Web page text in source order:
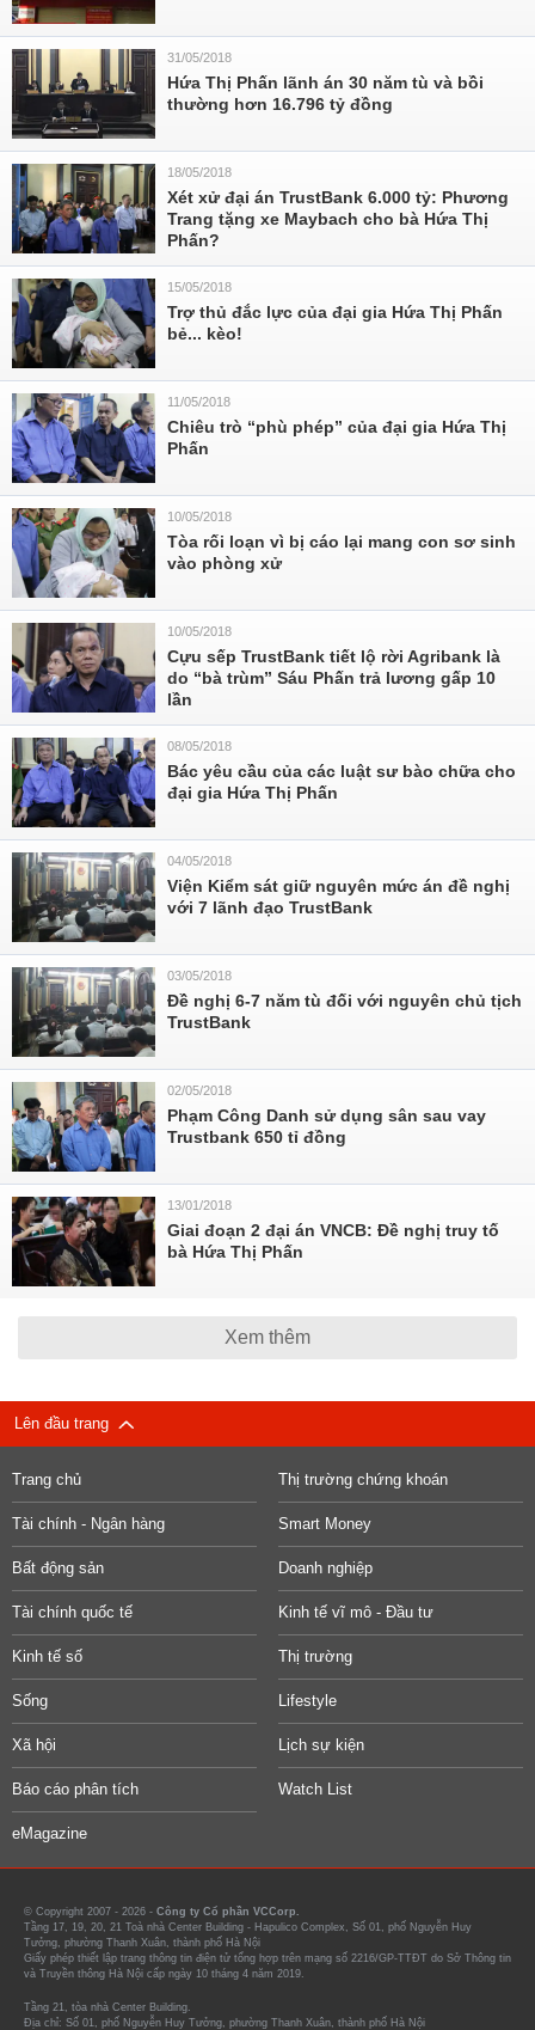
31/05/2018
Hứa Thị Phấn lãnh án 30 năm tù và bồi
thường hơn 16.796 tỷ đồng
18/05/2018
Xét xử đại án TrustBank 6.000 tỷ: Phương
Trang tặng xe Maybach cho bà Hứa Thị
Phấn?
15/05/2018
Trợ thủ đắc lực của đại gia Hứa Thị Phấn
bẻ... kèo!
11/05/2018
Chiêu trò “phù phép” của đại gia Hứa Thị
Phấn
10/05/2018
Tòa rối loạn vì bị cáo lại mang con sơ sinh
vào phòng xử
10/05/2018
Cựu sếp TrustBank tiết lộ rời Agribank là
do “bà trùm” Sáu Phấn trả lương gấp 10
lần
08/05/2018
Bác yêu cầu của các luật sư bào chữa cho
đại gia Hứa Thị Phấn
04/05/2018
Viện Kiểm sát giữ nguyên mức án đề nghị
với 7 lãnh đạo TrustBank
03/05/2018
Đề nghị 6-7 năm tù đối với nguyên chủ tịch
TrustBank
02/05/2018
Phạm Công Danh sử dụng sân sau vay
Trustbank 650 tỉ đồng
13/01/2018
Giai đoạn 2 đại án VNCB: Đề nghị truy tố
bà Hứa Thị Phấn
Xem thêm
Lên đầu trang
Trang chủ Thị trường chứng khoán
Tài chính - Ngân hàng Smart Money
Bất động sản Doanh nghiệp
Tài chính quốc tế Kinh tế vĩ mô - Đầu tư
Kinh tế số Thị trường
Sống Lifestyle
Xã hội Lịch sự kiện
Báo cáo phân tích Watch List
eMagazine
© Copyright 2007 - 2026 - Công ty Cổ phần VCCorp.
Tầng 17, 19, 20, 21 Toà nhà Center Building - Hapulico Complex, Số 01, phố Nguyễn Huy
Tưởng, phường Thanh Xuân, thành phố Hà Nội
Giấy phép thiết lập trang thông tin điện tử tổng hợp trên mạng số 2216/GP-TTĐT do Sở Thông tin
và Truyền thông Hà Nội cấp ngày 10 tháng 4 năm 2019.
Tầng 21, tòa nhà Center Building.
Địa chỉ: Số 01, phố Nguyễn Huy Tưởng, phường Thanh Xuân, thành phố Hà Nội